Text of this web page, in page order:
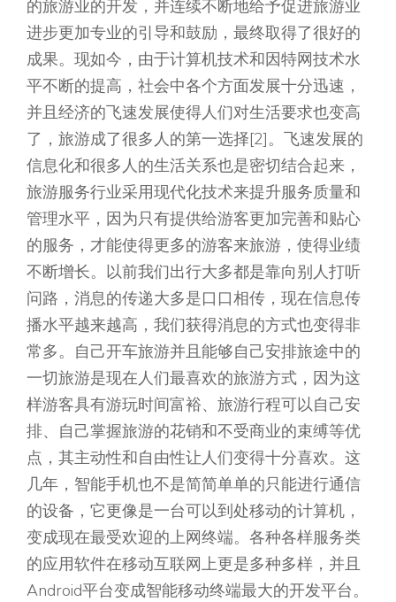
的旅游业的开发，并连续不断地给予促进旅游业
进步更加专业的引导和鼓励，最终取得了很好的
成果。现如今，由于计算机技术和因特网技术水
平不断的提高，社会中各个方面发展十分迅速，
并且经济的飞速发展使得人们对生活要求也变高
了，旅游成了很多人的第一选择[2]。飞速发展的
信息化和很多人的生活关系也是密切结合起来，
旅游服务行业采用现代化技术来提升服务质量和
管理水平，因为只有提供给游客更加完善和贴心
的服务，才能使得更多的游客来旅游，使得业绩
不断增长。以前我们出行大多都是靠向别人打听
问路，消息的传递大多是口口相传，现在信息传
播水平越来越高，我们获得消息的方式也变得非
常多。自己开车旅游并且能够自己安排旅途中的
一切旅游是现在人们最喜欢的旅游方式，因为这
样游客具有游玩时间富裕、旅游行程可以自己安
排、自己掌握旅游的花销和不受商业的束缚等优
点，其主动性和自由性让人们变得十分喜欢。这
几年，智能手机也不是简简单单的只能进行通信
的设备，它更像是一台可以到处移动的计算机，
变成现在最受欢迎的上网终端。各种各样服务类
的应用软件在移动互联网上更是多种多样，并且
Android平台变成智能移动终端最大的开发平台。